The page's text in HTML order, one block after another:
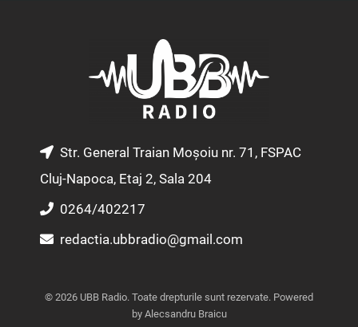
m
o
k
e
Str. General Traian Moșoiu nr. 71, FSPAC
Cluj-Napoca, Etaj 2, Sala 204
0264/402217
redactia.ubbradio@gmail.com
© 2026 UBB Radio. Toate drepturile sunt rezervate. Powered
by Alecsandru Braicu